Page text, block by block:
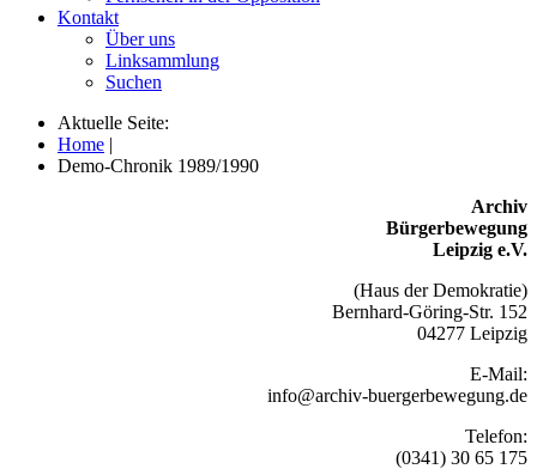
Kontakt
Über uns
Linksammlung
Suchen
Aktuelle Seite:
Home |
Demo-Chronik 1989/1990
Archiv
Bürgerbewegung
Leipzig e.V.
(Haus der Demokratie)
Bernhard-Göring-Str. 152
04277 Leipzig
E-Mail:
info@archiv-buergerbewegung.de
Telefon:
(0341) 30 65 175